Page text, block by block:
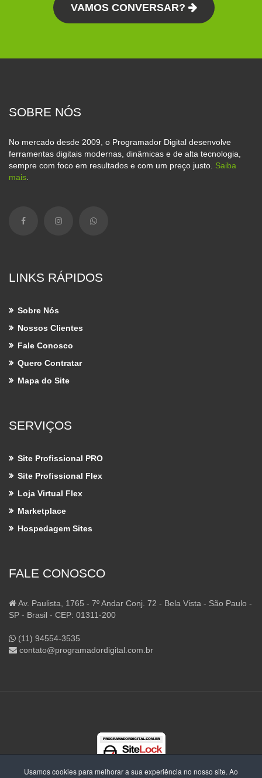
VAMOS CONVERSAR?
SOBRE NÓS
No mercado desde 2009, o Programador Digital desenvolve
ferramentas digitais modernas, dinâmicas e de alta tecnologia,
sempre com foco em resultados e com um preço justo. Saiba
mais.
LINKS RÁPIDOS
Sobre Nós
Nossos Clientes
Fale Conosco
Quero Contratar
Mapa do Site
SERVIÇOS
Site Profissional PRO
Site Profissional Flex
Loja Virtual Flex
Marketplace
Hospedagem Sites
FALE CONOSCO
Av. Paulista, 1765 - 7º Andar Conj. 72 - Bela Vista - São Paulo -
SP - Brasil - CEP: 01311-200
(11) 94554-3535
contato@programadordigital.com.br
Usamos cookies para melhorar a sua experiência no nosso site. Ao